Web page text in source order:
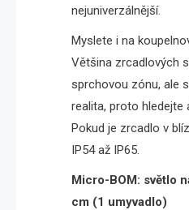
nejuniverzálnější.
Myslete i na
Většina zrcadlových
sprchovou zónu, ale
realita, proto hledejte
Pokud je zrcadlo v
IP54 až IP65.
Micro-BOM: světlo
cm (1 umyvadlo)